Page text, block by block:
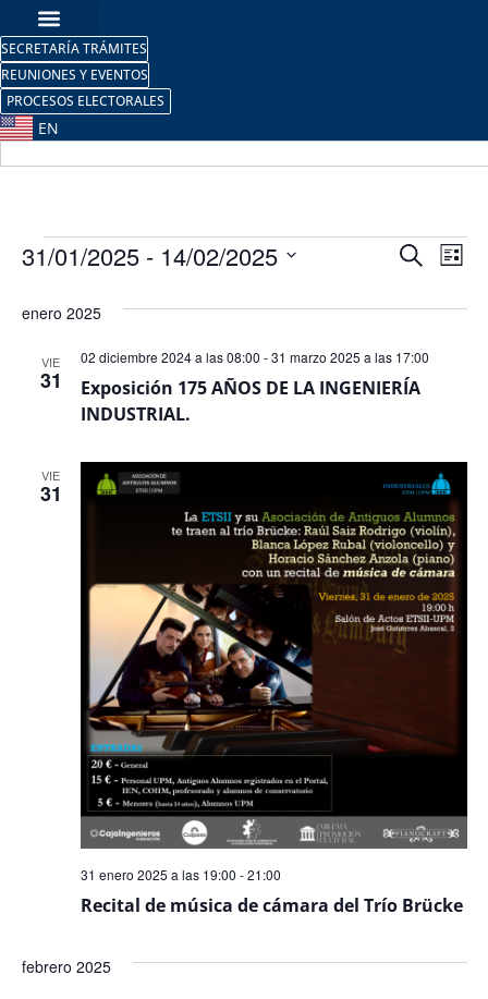
SECRETARÍA TRÁMITES
REUNIONES Y EVENTOS
PROCESOS ELECTORALES
EN
de
y
de
BuscarLista
31/01/2025 - 14/02/2025
fecha.
enero 2025
VIE
31
Exposición 175 AÑOS DE LA INGENIERÍA
INDUSTRIAL.
02 diciembre 2024 a las 08:00 -31 marzo 2025 a las 17:00
VIE
31
Recital de música de cámara del Trío Brücke
31 enero 2025 a las 19:00 -21:00
febrero 2025